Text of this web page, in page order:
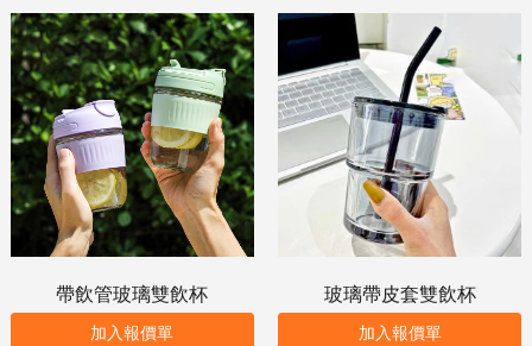
帶飲管玻璃雙飲杯
加入報價單
玻璃帶皮套雙飲杯
加入報價單